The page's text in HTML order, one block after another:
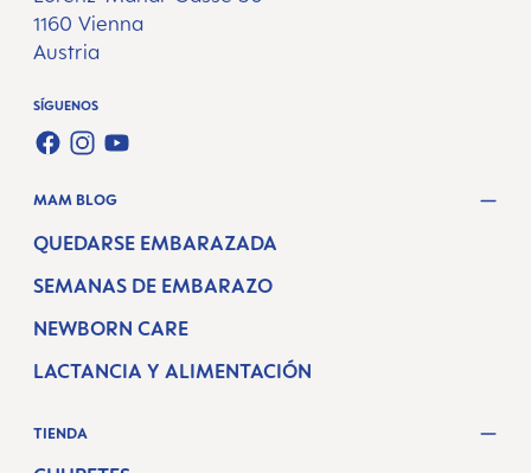
1160 Vienna
Austria
SÍGUENOS
FACEBOOK
INSTAGRAM
YOUTUBE
MAM BLOG
QUEDARSE EMBARAZADA
SEMANAS DE EMBARAZO
NEWBORN CARE
LACTANCIA Y ALIMENTACIÓN
TIENDA